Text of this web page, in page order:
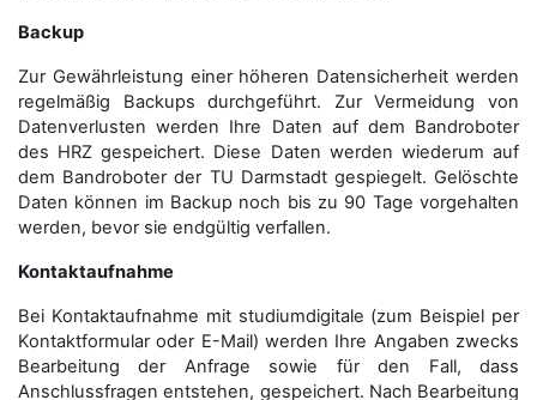
Backup
Zur Gewährleistung einer höheren Datensicherheit werden
regelmäßig Backups durchgeführt. Zur Vermeidung von
Datenverlusten werden Ihre Daten auf dem Bandroboter
des HRZ gespeichert. Diese Daten werden wiederum auf
dem Bandroboter der TU Darmstadt gespiegelt. Gelöschte
Daten können im Backup noch bis zu 90 Tage vorgehalten
werden, bevor sie endgültig verfallen.
Kontaktaufnahme
Bei Kontaktaufnahme mit studiumdigitale (zum Beispiel per
Kontaktformular oder E-Mail) werden Ihre Angaben zwecks
Bearbeitung der Anfrage sowie für den Fall, dass
Anschluss­fragen entstehen, gespeichert. Nach Bearbeitung